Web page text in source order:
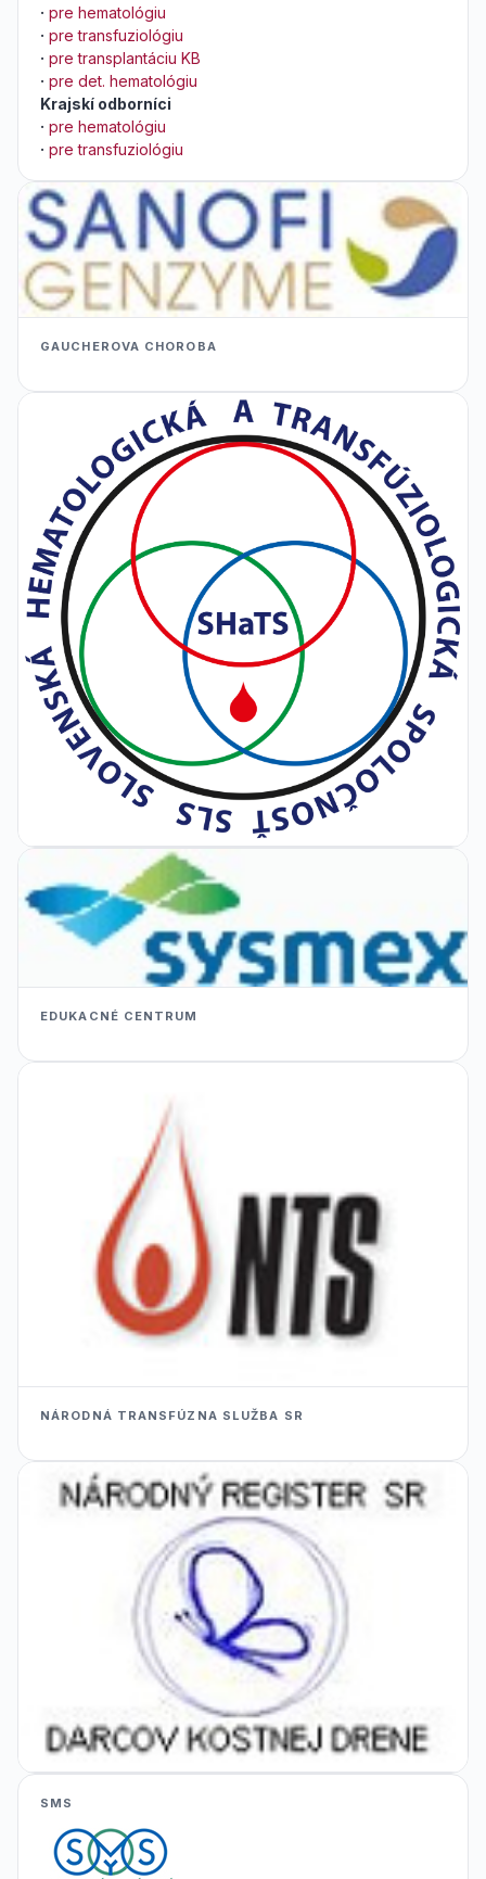
· pre hematológiu
· pre transfuziológiu
· pre transplantáciu KB
· pre det. hematológiu
Krajskí odborníci
· pre hematológiu
· pre transfuziológiu
GAUCHEROVA CHOROBA
EDUKACNÉ CENTRUM
NÁRODNÁ TRANSFÚZNA SLUŽBA SR
SMS